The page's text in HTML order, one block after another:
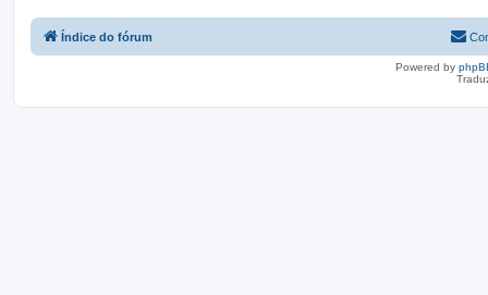
Índice do fórum
Powered by